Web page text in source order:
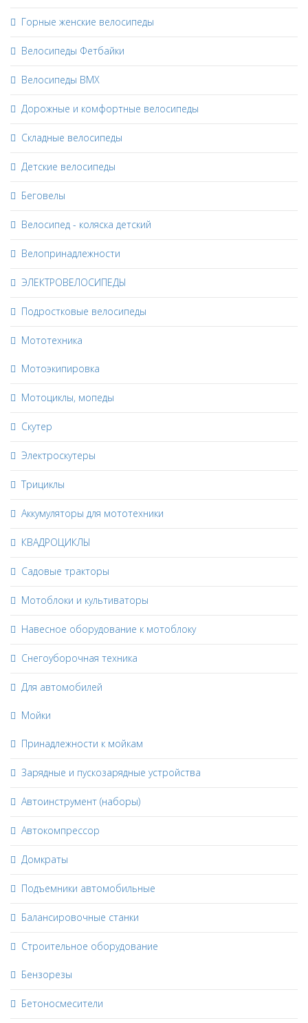
Горные женские велосипеды
Велосипеды Фетбайки
Велосипеды BMX
Дорожные и комфортные велосипеды
Складные велосипеды
Детские велосипеды
Беговелы
Велосипед - коляска детский
Велопринадлежности
ЭЛЕКТРОВЕЛОСИПЕДЫ
Подростковые велосипеды
Мототехника
Мотоэкипировка
Мотоциклы, мопеды
Скутер
Электроскутеры
Трициклы
Аккумуляторы для мототехники
КВАДРОЦИКЛЫ
Садовые тракторы
Мотоблоки и культиваторы
Навесное оборудование к мотоблоку
Снегоуборочная техника
Для автомобилей
Мойки
Принадлежности к мойкам
Зарядные и пускозарядные устройства
Автоинструмент (наборы)
Автокомпрессор
Домкраты
Подъемники автомобильные
Балансировочные станки
Строительное оборудование
Бензорезы
Бетоносмесители